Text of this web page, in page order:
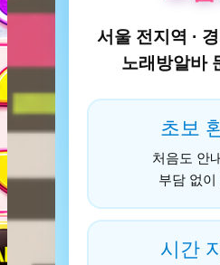
서울 전지역 ·
노래방알바
초보
처음도 안
부담 없이
시간